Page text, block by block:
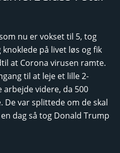
nu er vokset til 5, tog
på livet løs og fik
at Corona virusen ramte.
til at leje et lille 2-
videre, da 500
var splittede om de skal
dag så tog Donald Trump